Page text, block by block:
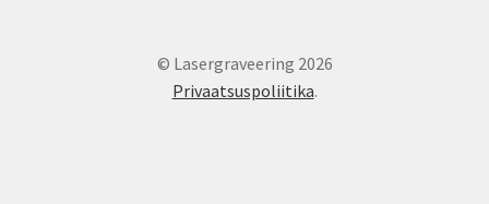
© Lasergraveering 2026
Privaatsuspoliitika.